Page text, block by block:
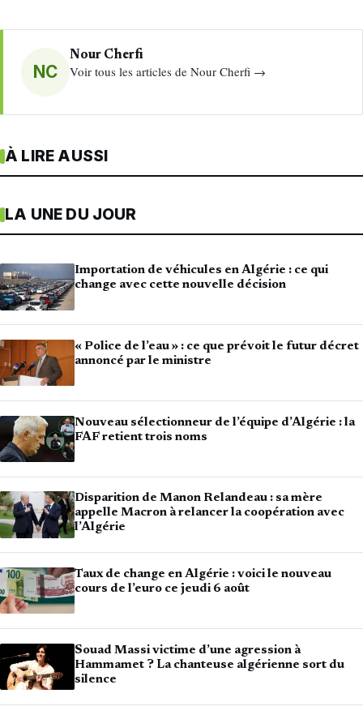
NC
Nour Cherfi
Voir tous les articles de Nour Cherfi →
À LIRE AUSSI
LA UNE DU JOUR
Importation de véhicules en Algérie : ce qui
change avec cette nouvelle décision
« Police de l’eau » : ce que prévoit le futur décret
annoncé par le ministre
Nouveau sélectionneur de l’équipe d’Algérie : la
FAF retient trois noms
Disparition de Manon Relandeau : sa mère
appelle Macron à relancer la coopération avec
l’Algérie
Taux de change en Algérie : voici le nouveau
cours de l’euro ce jeudi 6 août
Souad Massi victime d’une agression à
Hammamet ? La chanteuse algérienne sort du
silence